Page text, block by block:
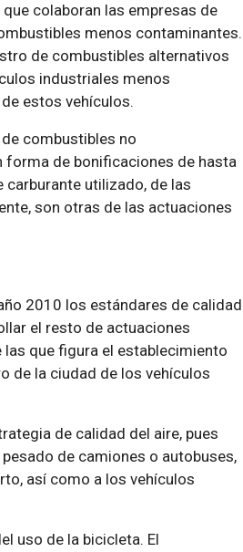
colaboran las empresas de
menos contaminantes.
de combustibles alternativos
industriales menos
estos vehículos.
combustibles no
de bonificaciones de hasta
carburante utilizado, de las
son otras de las actuaciones
2010 los estándares de calidad
el resto de actuaciones
que figura el establecimiento
de la ciudad de los vehículos
de calidad del aire, pues
de camiones o autobuses,
así como a los vehículos
uso de la bicicleta. El